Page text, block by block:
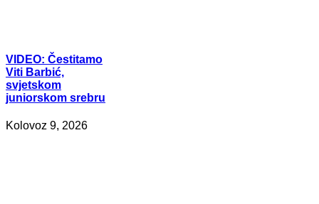
VIDEO: Čestitamo
Viti Barbić,
svjetskom
juniorskom srebru
Kolovoz 9, 2026